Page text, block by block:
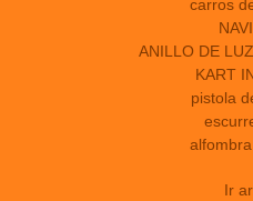
carros
ANILLO DE
KART
pistola
Ir